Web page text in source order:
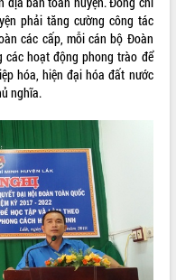
phải tăng cường công tác
các cấp, mỗi cán bộ Đoàn
hoạt động phong trào để
hóa, hiện đại hóa đất nước
nghĩa.